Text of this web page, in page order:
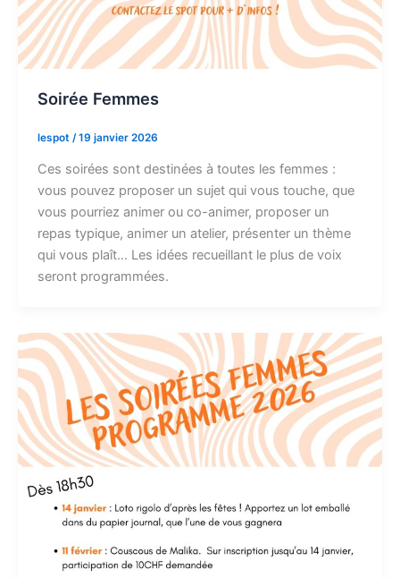
Soirée Femmes
lespot /19 janvier 2026
Ces soirées sont destinées à toutes les femmes :
vous pouvez proposer un sujet qui vous touche, que
vous pourriez animer ou co-animer, proposer un
repas typique, animer un atelier, présenter un thème
qui vous plaît… Les idées recueillant le plus de voix
seront programmées.